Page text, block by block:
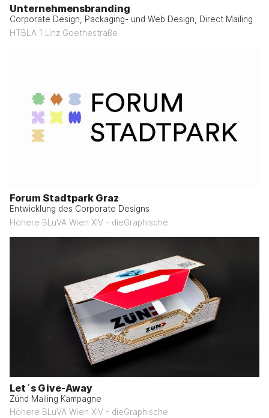
Unternehmensbranding
Corporate Design, Packaging- und Web Design, Direct Mailing
HTBLA 1 Linz Goethestraße
Forum Stadtpark Graz
Entwicklung des Corporate Designs
Höhere BLuVA Wien XIV - dieGraphische
Let´s Give-Away
Zünd Mailing Kampagne
Höhere BLuVA Wien XIV - dieGraphische